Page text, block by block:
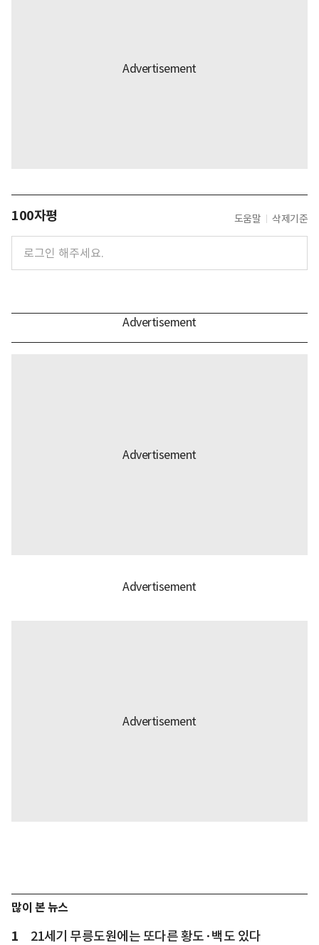
100자평 도움말 삭제기준
많이 본 뉴스
1 21세기 무릉도원에는 또다른 황도·백도 있다